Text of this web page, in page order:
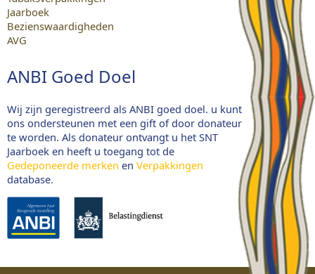
Jaarboek
Bezienswaardigheden
AVG
ANBI Goed Doel
Wij zijn geregistreerd als ANBI goed doel. u kunt
ons ondersteunen met een gift of door donateur
te worden. Als donateur ontvangt u het SNT
Jaarboek en heeft u toegang tot de
Gedeponeerde merken en Verpakkingen
database.